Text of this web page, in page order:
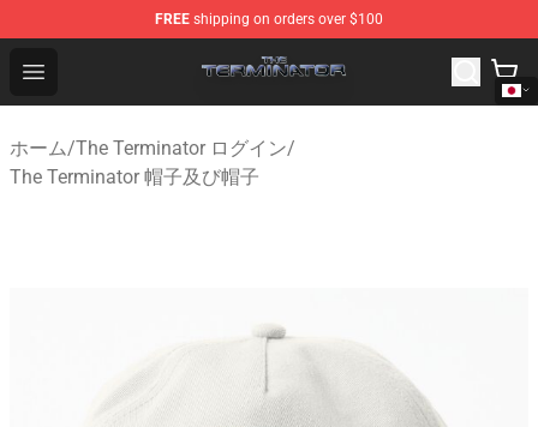
FREE shipping on orders over $100
Open menu
The Terminator Store - Official The Terminator
ホーム/The Terminator ログイン/
The Terminator 帽子及び帽子